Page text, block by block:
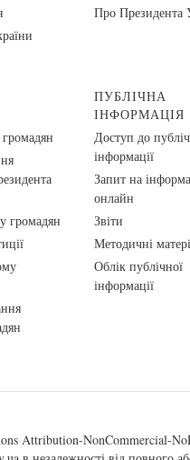
Про Президента
громадян
ПУБЛІЧНА
ІНФОРМАЦІЯ
Доступ до
інформації
Запит на
онлайн
Звіти
Методичні
Облік публічної
інформації
Attribution-NonCommercial-